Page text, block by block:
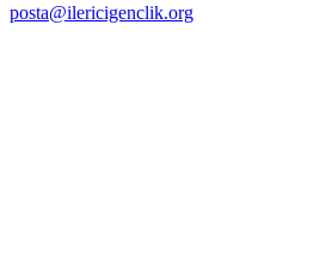
posta@ilericigenclik.org